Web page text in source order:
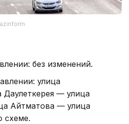
без изменений.
улица
— улица
Айтматова — улица
схеме.